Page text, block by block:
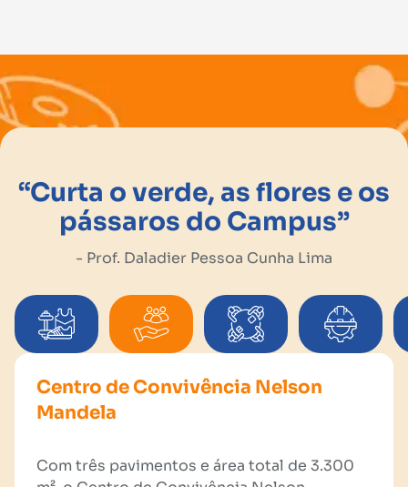
“Curta o verde, as flores e os
pássaros do Campus”
- Prof. Daladier Pessoa Cunha Lima
Complexo Desportivo
complexo desportivo, composto por três
Centro de Convivência Nelson
Mandela
Com três pavimentos e área total de 3.300